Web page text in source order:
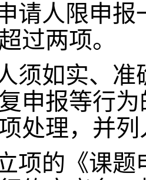
请人限申
过两项。
须如实、
申报等行
处理，并
项的《课